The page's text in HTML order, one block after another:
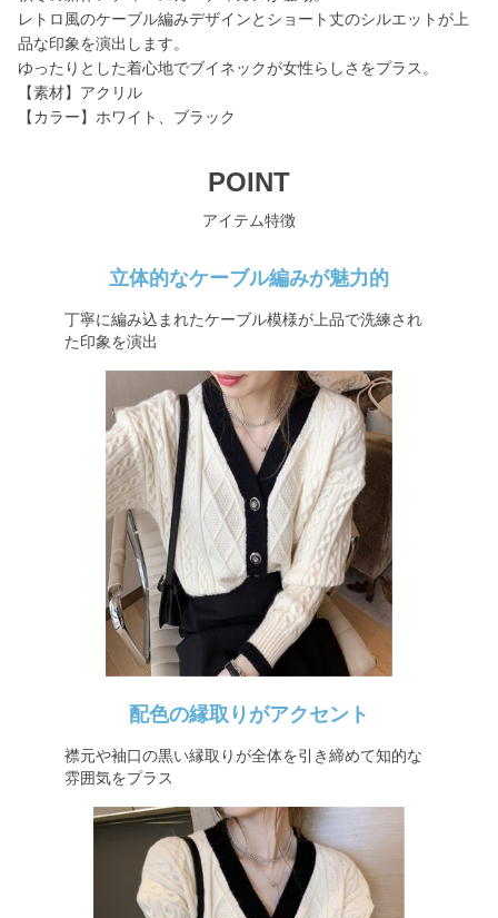
レトロ風のケーブル編みデザインとショート丈のシルエットが上
品な印象を演出します。
ゆったりとした着心地でブイネックが女性らしさをプラス。
【素材】アクリル
【カラー】ホワイト、ブラック
POINT
アイテム特徴
立体的なケーブル編みが魅力的
丁寧に編み込まれたケーブル模様が上品で洗練され
た印象を演出
配色の縁取りがアクセント
襟元や袖口の黒い縁取りが全体を引き締めて知的な
雰囲気をプラス